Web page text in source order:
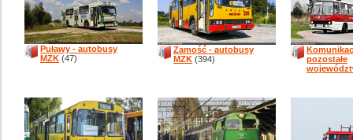
Puławy - autobusy
MZK (47)
Zamość - autobusy
MZK (394)
pozostałe